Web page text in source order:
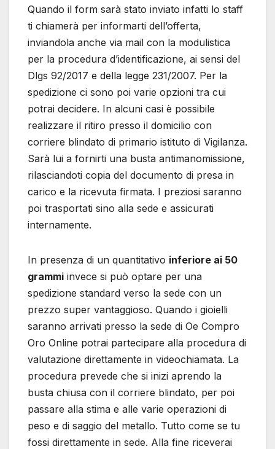
Quando il form sarà stato inviato infatti lo staff
ti chiamerà per informarti dell’offerta,
inviandola anche via mail con la modulistica
per la procedura d’identificazione, ai sensi del
Dlgs 92/2017 e della legge 231/2007. Per la
spedizione ci sono poi varie opzioni tra cui
potrai decidere. In alcuni casi è possibile
realizzare il ritiro presso il domicilio con
corriere blindato di primario istituto di Vigilanza.
Sarà lui a fornirti una busta antimanomissione,
rilasciandoti copia del documento di presa in
carico e la ricevuta firmata. I preziosi saranno
poi trasportati sino alla sede e assicurati
internamente.
In presenza di un quantitativo inferiore ai 50
grammi invece si può optare per una
spedizione standard verso la sede con un
prezzo super vantaggioso. Quando i gioielli
saranno arrivati presso la sede di Oe Compro
Oro Online potrai partecipare alla procedura di
valutazione direttamente in videochiamata. La
procedura prevede che si inizi aprendo la
busta chiusa con il corriere blindato, per poi
passare alla stima e alle varie operazioni di
peso e di saggio del metallo. Tutto come se tu
fossi direttamente in sede. Alla fine riceverai